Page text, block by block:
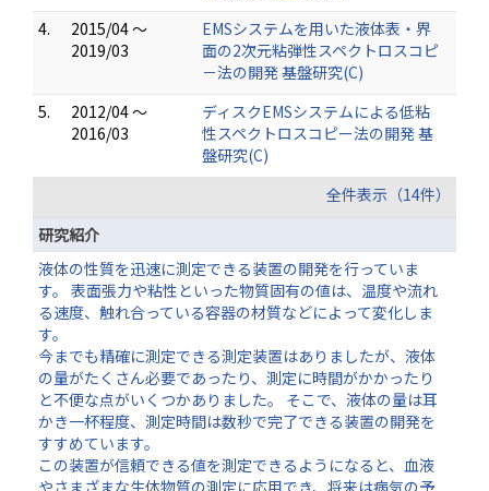
4.
2015/04 ～
2019/03
EMSシステムを用いた液体表・界
面の2次元粘弾性スペクトロスコピ
－法の開発 基盤研究(C)
5.
2012/04 ～
2016/03
ディスクEMSシステムによる低粘
性スペクトロスコピー法の開発 基
盤研究(C)
全件表示（14件）
研究紹介
液体の性質を迅速に測定できる装置の開発を行っていま
す。 表面張力や粘性といった物質固有の値は、温度や流れ
る速度、触れ合っている容器の材質などによって変化しま
す。
今までも精確に測定できる測定装置はありましたが、液体
の量がたくさん必要であったり、測定に時間がかかったり
と不便な点がいくつかありました。 そこで、液体の量は耳
かき一杯程度、測定時間は数秒で完了できる装置の開発を
すすめています。
この装置が信頼できる値を測定できるようになると、血液
やさまざまな生体物質の測定に応用でき、将来は病気の予